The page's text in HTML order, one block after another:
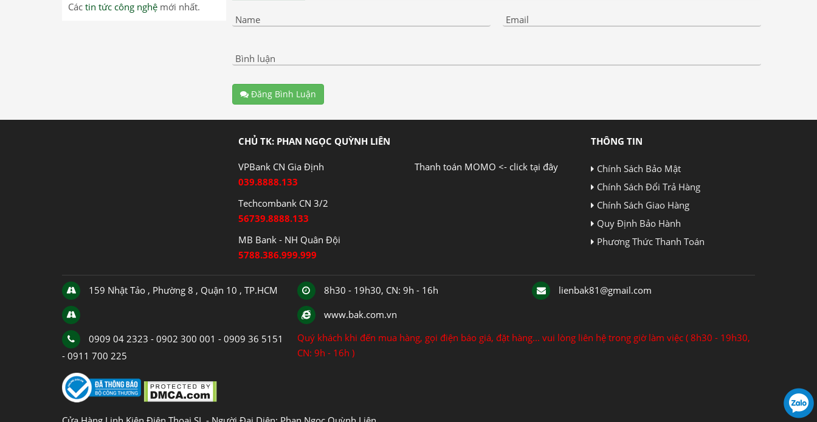
Name Email
Bình luận
Đăng Bình Luận
Các tin tức công nghệ mới nhất.
CHỦ TK: PHAN NGỌC QUỲNH LIÊN
VPBank CN Gia Định
039.8888.133
Techcombank CN 3/2
56739.8888.133
MB Bank - NH Quân Đội
5788.386.999.999
Thanh toán MOMO <- click tại đây
THÔNG TIN
Chính Sách Bảo Mật
Chính Sách Đổi Trả Hàng
Chính Sách Giao Hàng
Quy Định Bảo Hành
Phương Thức Thanh Toán
159 Nhật Tảo , Phường 8 , Quận 10 , TP.HCM
0909 04 2323 - 0902 300 001 - 0909 36 5151
- 0911 700 225
8h30 - 19h30, CN: 9h - 16h
www.bak.com.vn
lienbak81@gmail.com
Quý khách khi đến mua hàng, gọi điện báo giá, đặt hàng... vui lòng liên hệ trong giờ làm việc ( 8h30 - 19h30,
CN: 9h - 16h )